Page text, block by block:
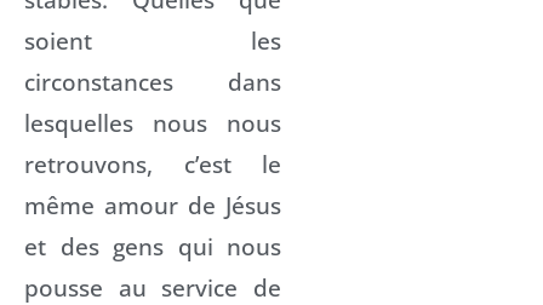
soient les
circonstances dans
lesquelles nous nous
retrouvons, c’est le
même amour de Jésus
et des gens qui nous
pousse au service de